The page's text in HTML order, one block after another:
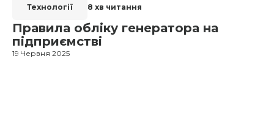
Правила обліку генератора на
підприємстві